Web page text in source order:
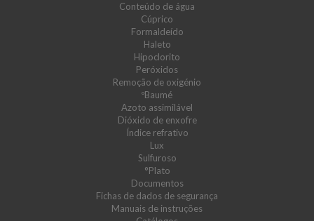
Conteúdo de água
Cúprico
Formaldeído
Haleto
Hipoclorito
Peróxidos
Remoção de oxigénio
ºBaumé
Azoto assimilável
Dióxido de enxofre
Índice refrativo
Lux
Sulfuroso
°Plato
Documentos
Fichas de dados de segurança
Manuais de instruções